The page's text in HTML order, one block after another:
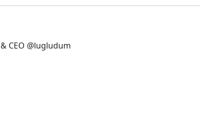
CEO @lugludum